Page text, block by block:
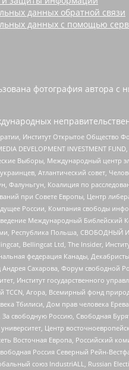
данных обратной связи
данных с помощью
фотография автора с
Институт Открытое Общество
DEVELOPMENT INVESTMENT
Выборы, Международный центр
Атлантический совет,
Фалуньгун, Коалиция по
при Совете Европы, Центр
России, Компания свободы
Международный Библейский
Республика Польша, СВОБОДНЫЙ
Bellingcat Ltd, The Insider,
федерация Канады,
Сахарова, Форум свободной
Институт государственного
TCCN, Агора, Всемирный фонд
Тбилиси, Дом прав человека
свободную Россию, Свободная
Центр
Восточная Европа, Российский
Россия Северный Рейн-
союз IndustriALL, Russian